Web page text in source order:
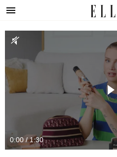
0:00 / 1:30